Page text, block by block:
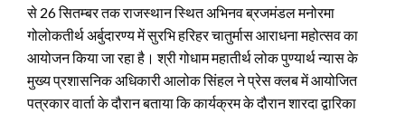
से 26 सितम्बर तक राजस्थान स्थित अभिनव ब्रजमंडल मनोरमा
गोलोकतीर्थ अर्बुदारण्य में सुरभि हरिहर चातुर्मास आराधना महोत्सव का
आयोजन किया जा रहा है। श्री गोधाम महातीर्थ लोक पुण्यार्थ न्यास के
मुख्य प्रशासनिक अधिकारी आलोक सिंहल ने प्रेस क्लब में आयोजित
पत्रकार वार्ता के दौरान बताया कि कार्यक्रम के दौरान शारदा द्वारिका